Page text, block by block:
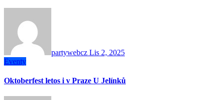
partywebcz Lis 2, 2025
Eventy
Oktoberfest letos i v Praze U Jelínků